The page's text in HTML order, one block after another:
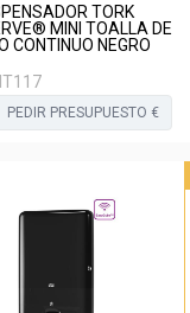
TORK
MINI TOALLA DE
CONTINUO NEGRO
PEDIR PRESUPUESTO €